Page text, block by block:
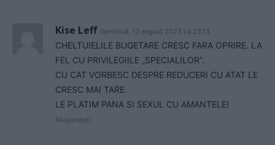
Kise Leff duminică, 13 august 2023 La 23.13
CHELTUIELILE BUGETARE CRESC FARA OPRIRE. LA
FEL CU PRIVILEGIILE „SPECIALILOR”.
CU CAT VORBESC DESPRE REDUCERI CU ATAT LE
CRESC MAI TARE.
LE PLATIM PANA SI SEXUL CU AMANTELE!
Răspundeți